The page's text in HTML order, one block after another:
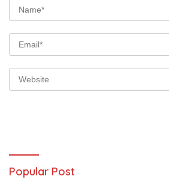
Popular Post